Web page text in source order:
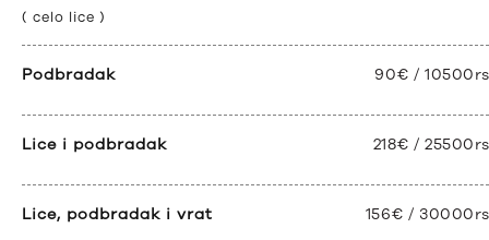
( celo lice )
Podbradak 90€ /
Lice i podbradak 218€ /
Lice, podbradak i vrat 156€ /